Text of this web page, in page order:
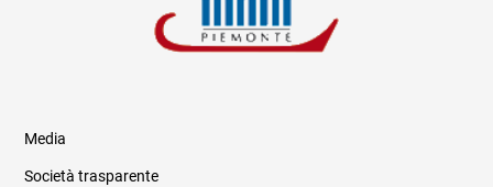
Media
Società trasparente